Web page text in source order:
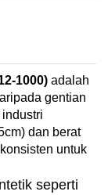
1000) adalah
gentian
dan berat
untuk
seperti